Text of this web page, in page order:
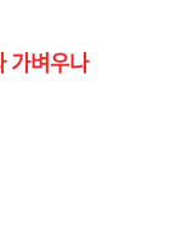
가벼우나